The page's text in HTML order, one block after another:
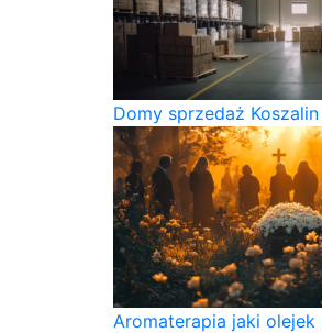
Domy sprzedaż Koszalin
Aromaterapia jaki olejek